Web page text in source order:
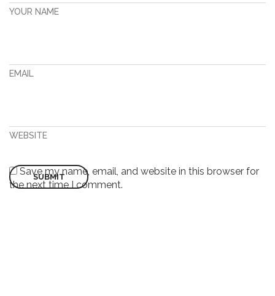
YOUR NAME
EMAIL
WEBSITE
Save my name, email, and website in this browser for
the next time I comment.